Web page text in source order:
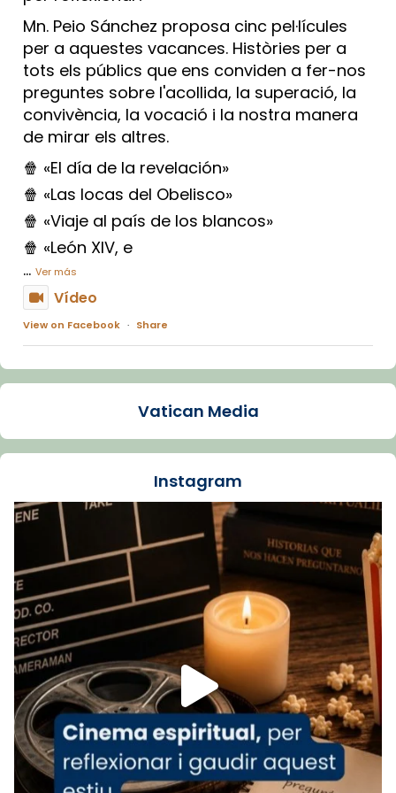
Mn. Peio Sánchez proposa cinc pel·lícules
per a aquestes vacances. Històries per a
tots els públics que ens conviden a fer-nos
preguntes sobre l'acollida, la superació, la
convivència, la vocació i la nostra manera
de mirar els altres.
🍿 «El día de la revelación»
🍿 «Las locas del Obelisco»
🍿 «Viaje al país de los blancos»
🍿 «León XIV, e
... Ver más
Vídeo
View on Facebook · Share
Arquebisbat de Barcelona
La Carmina va patir depressió. Fa gairebé
dos mesos, a l'Estadi Lluís Companys, la
Recupera l'entrevista comp
Vatican
tican News 👇
www.vaticannews.va/es/iglesia/news/2026-
07/carmina-historia-depresion-papa-viaje-
espana-testimoni...
Foto
View on Facebook · Share
Arquebisbat de Barcelona
2 weeks ago
«Avui les santes Juliana i Semproniana ens
Vatican Media
Instagram